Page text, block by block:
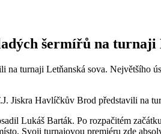
šermířů na turnaji
turnaji Letňanská sova. Největšího
Jiskra Havlíčkův Brod představili na
Lukáš Barták. Po rozpačitém
Svoji turnajovou premiéru zde